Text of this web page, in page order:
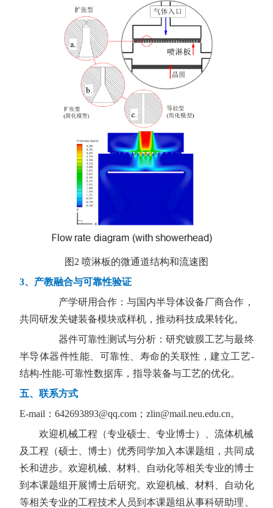
图 2 喷淋板的微通道结构和流速图
3、产教融合与可靠性验证
产学研用合作： 与国内半导体设备厂商合作，
共同研发关键装备模块或样机，推动科技成果转化。
器件可靠性测试与分析：研究镀膜工艺与最终
半导体器件性能、可靠性、寿命的关联性，建立工艺-
结构-性能-可靠性数据库，指导装备与工艺的优化。
五、联系方式
E-mail ： 642693893@qq.com； zlin@mail.neu.edu.cn。
欢迎机械工程（专业硕士、专业博士）、流体机械
及工程（硕士、博士）优秀同学加入本课题组，共同成
长和进步。欢迎机械、材料、自动化等相关专业的博士
到本课题组开展博士后研究。欢迎机械、材料、自动化
等相关专业的工程技术人员到本课题组从事科研助理、